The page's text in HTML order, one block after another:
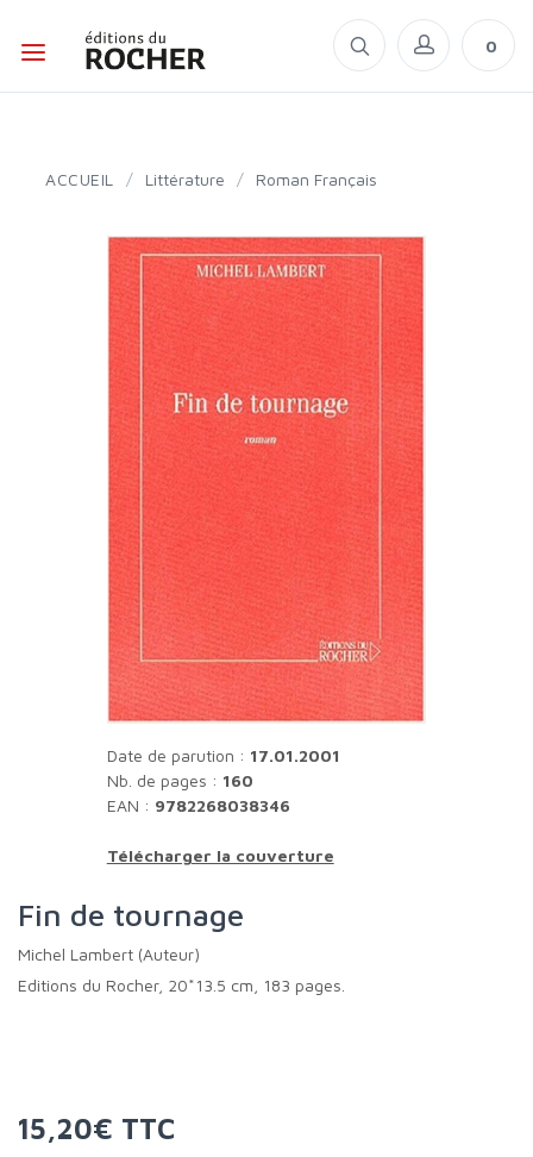
0
ACCUEIL / Littérature / Roman Français
Date de parution : 17.01.2001
Nb. de pages : 160
EAN : 9782268038346
Télécharger la couverture
Fin de tournage
Michel Lambert (Auteur)
Editions du Rocher, 20*13.5 cm, 183 pages.
15,20€ TTC